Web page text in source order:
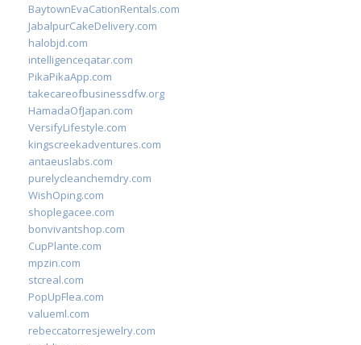
BaytownEvaCationRentals.com
JabalpurCakeDelivery.com
halobjd.com
intelligenceqatar.com
PikaPikaApp.com
takecareofbusinessdfw.org
HamadaOfJapan.com
VersifyLifestyle.com
kingscreekadventures.com
antaeuslabs.com
purelycleanchemdry.com
WishOping.com
shoplegacee.com
bonvivantshop.com
CupPlante.com
mpzin.com
stcreal.com
PopUpFlea.com
valueml.com
rebeccatorresjewelry.com